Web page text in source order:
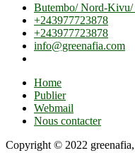
Butembo/ Nord-
+243977723878
+243977723878
info@greenafia.com
Home
Publier
Webmail
Nous contacter
Copyright © 2022